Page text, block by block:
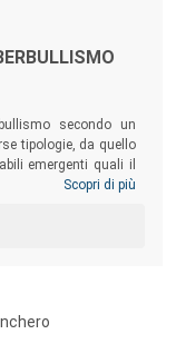
secondo un
tipologie, da quello
emergenti quali il
prevalentemente a
proponendo una
progetti d’intervento
Scopri di più